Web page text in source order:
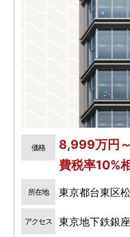
価格
8,999万円
費税率10%
所在地 東京都台東区
アクセス 東京地下鉄銀